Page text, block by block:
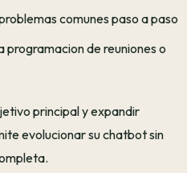
comunes paso a paso
programacion de reuniones o
principal y expandir
evolucionar su chatbot sin